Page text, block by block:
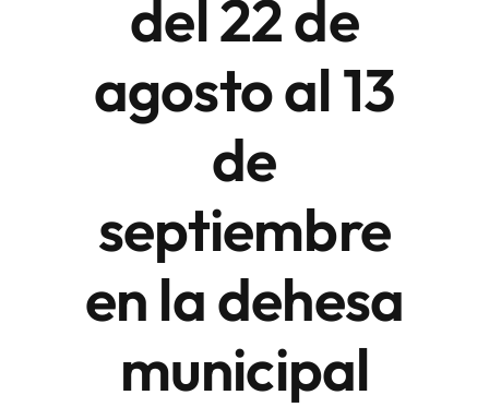
del 22 de
agosto al 13
de
septiembre
en la dehesa
municipal